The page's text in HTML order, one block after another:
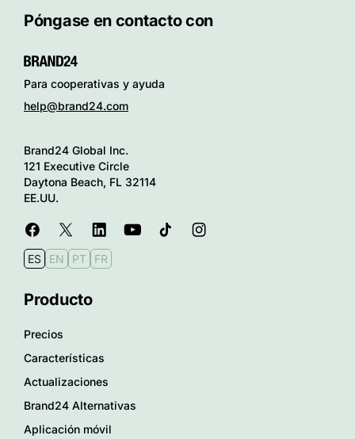
Póngase en contacto con
Para cooperativas y ayuda
help@brand24.com
Brand24 Global Inc.
121 Executive Circle
Daytona Beach, FL 32114
EE.UU.
ES EN PT FR
Producto
Precios
Características
Actualizaciones
Brand24 Alternativas
Aplicación móvil